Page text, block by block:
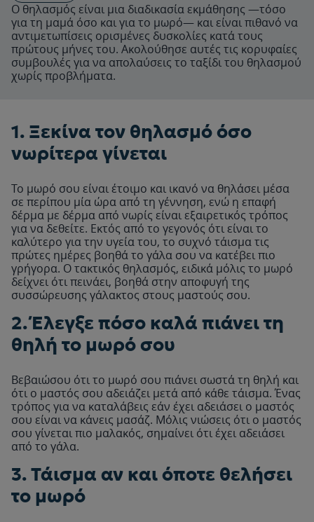
Ο θηλασμός είναι μια διαδικασία εκμάθησης —τόσο
για τη μαμά όσο και για το μωρό— και είναι πιθανό να
αντιμετωπίσεις ορισμένες δυσκολίες κατά τους
πρώτους μήνες του. Ακολούθησε αυτές τις κορυφαίες
συμβουλές για να απολαύσεις το ταξίδι του θηλασμού
χωρίς προβλήματα.
1. Ξεκίνα τον θηλασμό όσο
νωρίτερα γίνεται
Το μωρό σου είναι έτοιμο και ικανό να θηλάσει μέσα
σε περίπου μία ώρα από τη γέννηση, ενώ η επαφή
δέρμα με δέρμα από νωρίς είναι εξαιρετικός τρόπος
για να δεθείτε. Εκτός από το γεγονός ότι είναι το
καλύτερο για την υγεία του, το συχνό τάισμα τις
πρώτες ημέρες βοηθά το γάλα σου να κατέβει πιο
γρήγορα. Ο τακτικός θηλασμός, ειδικά μόλις το μωρό
δείχνει ότι πεινάει, βοηθά στην αποφυγή της
συσσώρευσης γάλακτος στους μαστούς σου.
2. Έλεγξε πόσο καλά πιάνει τη
θηλή το μωρό σου
Βεβαιώσου ότι το μωρό σου πιάνει σωστά τη θηλή και
ότι ο μαστός σου αδειάζει μετά από κάθε τάισμα. Ένας
τρόπος για να καταλάβεις εάν έχει αδειάσει ο μαστός
σου είναι να κάνεις μασάζ. Μόλις νιώσεις ότι ο μαστός
σου γίνεται πιο μαλακός, σημαίνει ότι έχει αδειάσει
από το γάλα.
3. Τάισμα αν και όποτε θελήσει
το μωρό